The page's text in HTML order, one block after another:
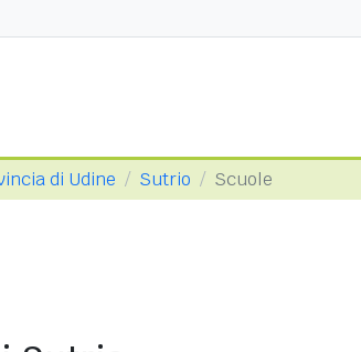
di Udine Sutrio Scuole